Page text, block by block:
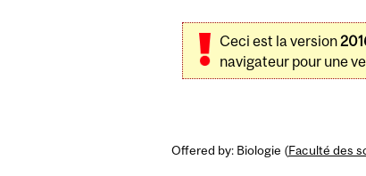
Ceci est la version
navigateur pour une
Offered by: Biologie (Faculté des